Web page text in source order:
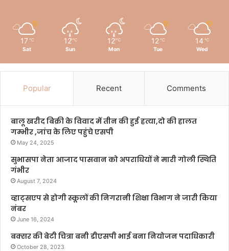
17 ℃
Sat
12 ℃
Sun
12 ℃
Mon
12 ℃
Tue
14 ℃
Wed
Popular Recent Comments
बालू खरीद बिक्री के विवाद में तीन की हुई हत्या,दो की हालत
गम्भीर ,जांच के लिए पहुंचे एसपी
May 24, 2025
सुभासपा नेता आजाद पासवान को अपराधियों ने मारी गोली स्थिति
गंभीर
August 7, 2024
व्हाट्सएप से होगी स्कूलों की निगरानी शिक्षा विभाग ने जारी किया
नंबर
June 16, 2024
बक्सर की बेटी चित्रा बनी डीएसपी भाई बना नियोजन पदाधिकारी
October 28, 2023